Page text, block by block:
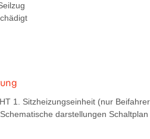
1. Sitzheizungseinheit (nur
darstellungen